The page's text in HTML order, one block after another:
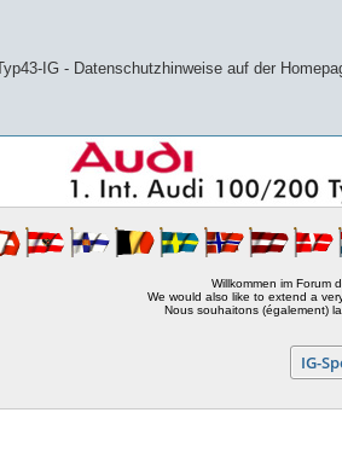
IG - Datenschutzhinweise auf der
Willkommen im Forum
We would also like to extend a
Nous souhaitons (également)
IG-